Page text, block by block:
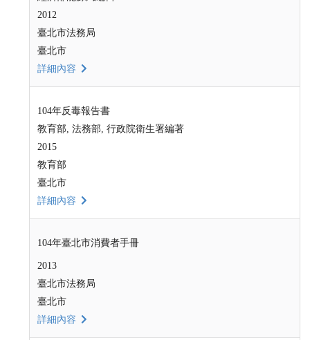
2012
臺北市法務局
臺北市
詳細內容
104年反毒報告書
教育部, 法務部, 行政院衛生署編著
2015
教育部
臺北市
詳細內容
104年臺北市消費者手冊
2013
臺北市法務局
臺北市
詳細內容